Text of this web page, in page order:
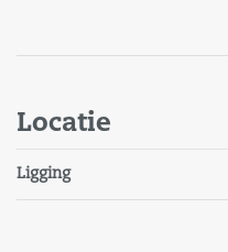
Enthousiast geworden?
Locatie
Ligging